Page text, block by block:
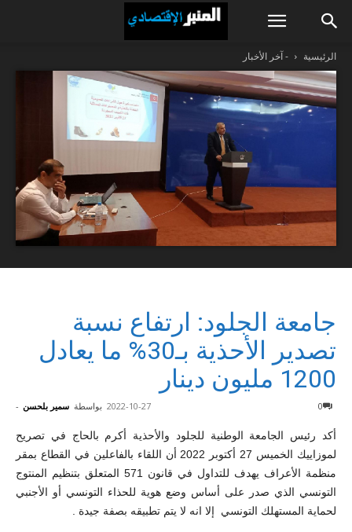
الرئيسية - آخر الأخبار
جامعة الجلود: ارتفاع نسبة
تصدير الأحذية بـ30% ما يعادل
1200 مليون دينار
بواسطة سمير بلحسن - 2022-10-27 0
أكد رئيس الجامعة الوطنية للجلود والأحذية أكرم بالحاج في تصريح
لموزاييك الخميس 27 أكتوبر 2022 أن اللقاء بالفاعلين في القطاع بمقر
منظمة الأعراف يهدف للتداول في قانون 571 المتعلق بتنظيم المنتوج
التونسي الذي صدر على أساس وضع هوية للحذاء التونسي أو الأجنبي
لحماية المستهلك التونسي إلا انه لا يتم تطبيقه بصفة جيدة .